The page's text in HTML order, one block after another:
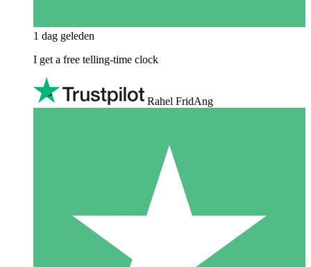
1 dag geleden
I get a free telling-time clock
Rahel FridAng